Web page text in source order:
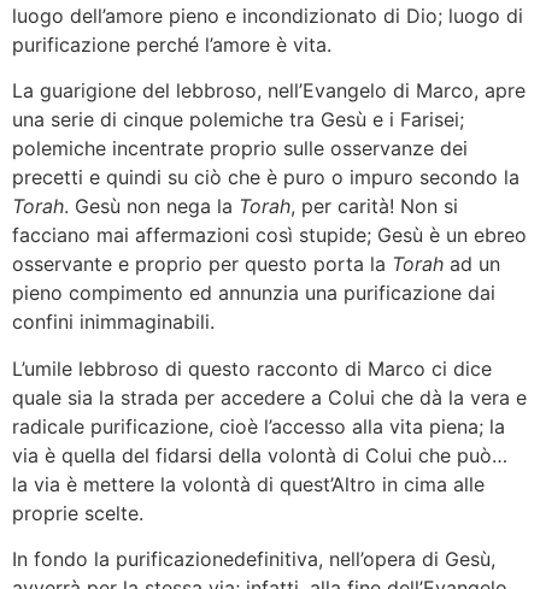
luogo dell’amore pieno e incondizionato di Dio; luogo di
purificazione perché l’amore è vita.
La guarigione del lebbroso, nell’Evangelo di Marco, apre
una serie di cinque polemiche tra Gesù e i Farisei;
polemiche incentrate proprio sulle osservanze dei
precetti e quindi su ciò che è puro o impuro secondo la
Torah. Gesù non nega la Torah, per carità! Non si
facciano mai affermazioni così stupide; Gesù è un ebreo
osservante e proprio per questo porta la Torah ad un
pieno compimento ed annunzia una purificazione dai
confini inimmaginabili.
L’umile lebbroso di questo racconto di Marco ci dice
quale sia la strada per accedere a Colui che dà la vera e
radicale purificazione, cioè l’accesso alla vita piena; la
via è quella del fidarsi della volontà di Colui che può…
la via è mettere la volontà di quest’Altro in cima alle
proprie scelte.
In fondo la purificazionedefinitiva, nell’opera di Gesù,